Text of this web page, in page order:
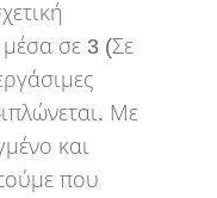
μέσα σε 3 (Σε
Με
και
που